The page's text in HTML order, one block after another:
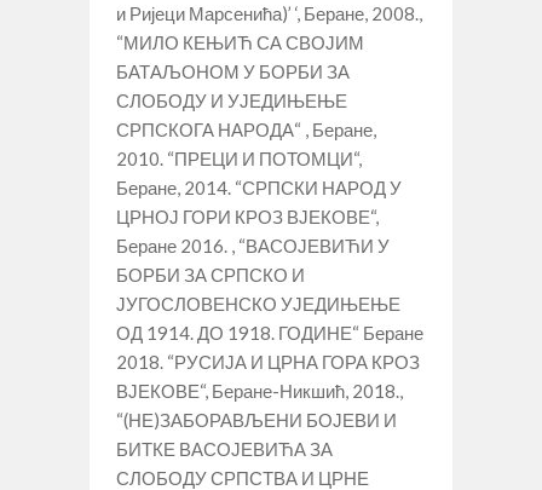
и Ријеци Марсенића)’ ‘, Беране, 2008.,
“МИЛО КЕЊИЋ СА СВОЈИМ
БАТАЉОНОМ У БОРБИ ЗА
СЛОБОДУ И УЈЕДИЊЕЊЕ
СРПСКОГА НАРОДА“ , Беране,
2010. “ПРЕЦИ И ПОТОМЦИ“,
Беране, 2014. “СРПСКИ НАРОД У
ЦРНОЈ ГОРИ КРОЗ ВЈЕКОВЕ“,
Беране 2016. , “ВАСОЈЕВИЋИ У
БОРБИ ЗА СРПСКО И
ЈУГОСЛОВЕНСКО УЈЕДИЊЕЊЕ
ОД 1914. ДО 1918. ГОДИНЕ“ Беране
2018. “РУСИЈА И ЦРНА ГОРА КРОЗ
ВЈЕКОВЕ“, Беране-Никшић, 2018.,
“(НЕ)ЗАБОРАВЉЕНИ БОЈЕВИ И
БИТКЕ ВАСОЈЕВИЋА ЗА
СЛОБОДУ СРПСТВА И ЦРНЕ